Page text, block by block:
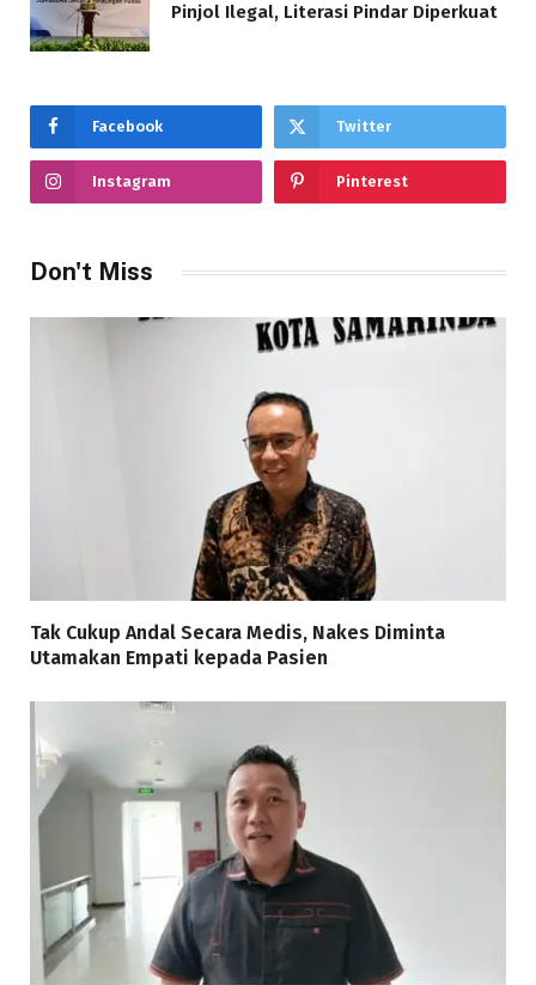
Pinjol Ilegal, Literasi Pindar Diperkuat
Facebook Twitter
Instagram Pinterest
Don't Miss
Tak Cukup Andal Secara Medis, Nakes Diminta
Utamakan Empati kepada Pasien